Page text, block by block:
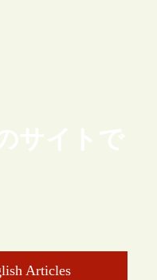
サイトで
Articles